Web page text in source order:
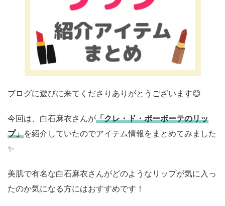
ブログに遊びに来てくださりありがとうございます😊
今回は、白石麻衣さんが「クレ・ド・ポーボーテのリッ
プ」を紹介していたのでアイテム情報をまとめてみました
✨
美肌で有名な白石麻衣さんがどのようなリップが気に入っ
たのか気になる方にはおすすめです！